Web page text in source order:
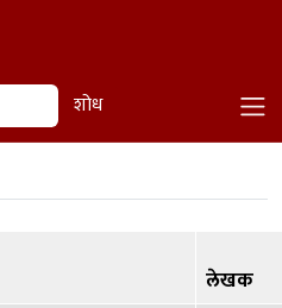
शोध
लेखक